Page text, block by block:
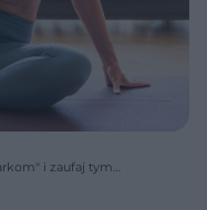
i zaufaj tym